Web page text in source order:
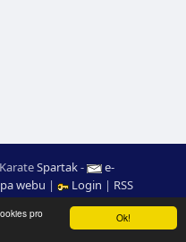
Ok!
pro
Spartak-
e-
webu | Login | RSS
karate: Mgr. Jiří Kotala